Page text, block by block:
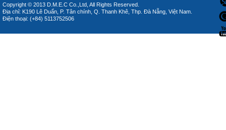
Copyright © 2013 D.M.E.C Co.,Ltd, All Rights Reserved.
Địa chỉ: K190 Lê Duẩn, P. Tân chính, Q. Thanh Khê, Thp. Đà Nẵng, Việt Nam.
Điện thoại: (+84) 5113752506